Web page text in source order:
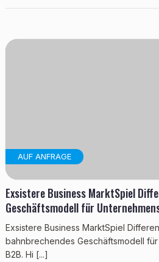
AUF ANFRAGE
Exsistere Business MarktSpiel
Geschäftsmodell für
Exsistere Business MarktSpiel
bahnbrechendes Geschäftsmodell
B2B. Hi [...]